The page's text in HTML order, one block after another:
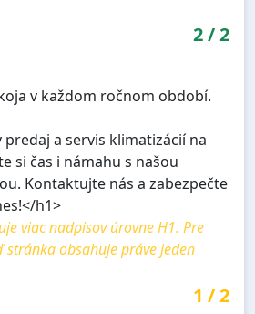
2/2
v každom ročnom období.
a servis klimatizácií na
si čas i námahu s našou
Kontaktujte nás a zabezpečte
h1>
viac nadpisov úrovne H1. Pre
stránka obsahuje práve jeden
1 /2